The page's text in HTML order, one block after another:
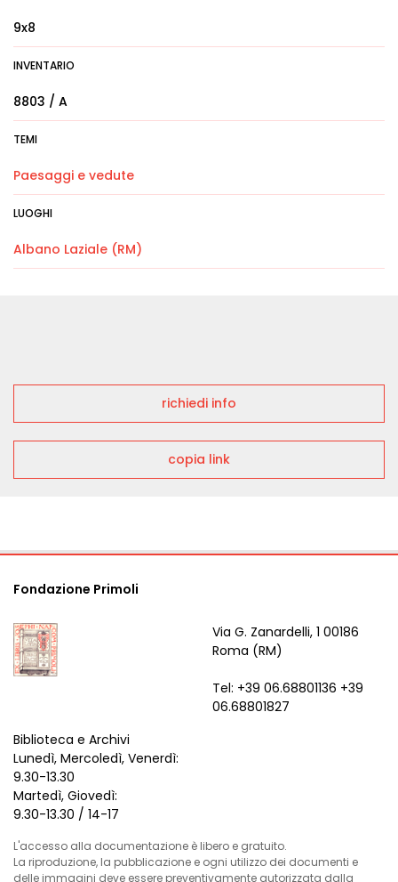
9x8
INVENTARIO
8803 / A
TEMI
Paesaggi e vedute
LUOGHI
Albano Laziale (RM)
richiedi info
copia link
Fondazione Primoli
Via G. Zanardelli, 1 00186
Roma (RM)
Tel: +39 06.68801136 +39
06.68801827
Biblioteca e Archivi
Lunedì, Mercoledì, Venerdì:
9.30-13.30
Martedì, Giovedì:
9.30-13.30 / 14-17
L'accesso alla documentazione è libero e gratuito.
La riproduzione, la pubblicazione e ogni utilizzo dei documenti e
delle immagini deve essere preventivamente autorizzata dalla